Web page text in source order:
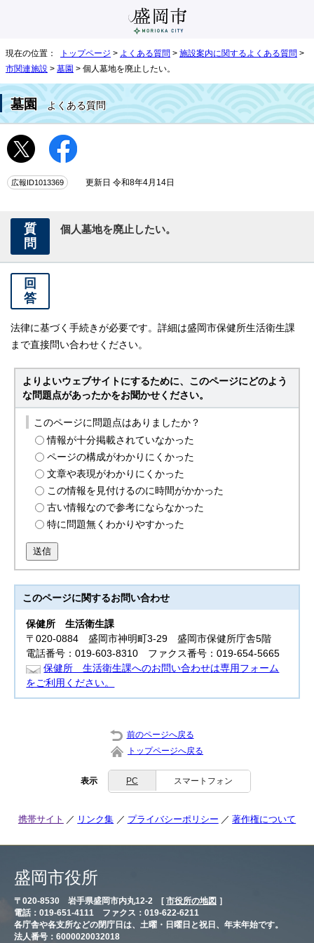
現在の位置： トップページ > よくある質問 > 施設案内に関するよくある質問 >
市関連施設 > 墓園 > 個人墓地を廃止したい。
墓園 よくある質問
広報ID1013369 更新日 令和8年4月14日
質
問
個人墓地を廃止したい。
回
答
法律に基づく手続きが必要です。詳細は盛岡市保健所生活衛生課
まで直接問い合わせください。
よりよいウェブサイトにするために、このページにどのよう
な問題点があったかをお聞かせください。
このページに問題点はありましたか？
情報が十分掲載されていなかった
ページの構成がわかりにくかった
文章や表現がわかりにくかった
この情報を見付けるのに時間がかかった
古い情報なので参考にならなかった
特に問題無くわかりやすかった
送信
このページに関するお問い合わせ
保健所生活衛生課
〒020-0884 盛岡市神明町3-29 盛岡市保健所庁舎5階
電話番号：019-603-8310 ファクス番号：019-654-5665
保健所 生活衛生課へのお問い合わせは専用フォーム
をご利用ください。
前のページへ戻る
トップページへ戻る
表示 PC スマートフォン
携帯サイト リンク集 プライバシーポリシー 著作権について
盛岡市役所
〒020-8530 岩手県盛岡市内丸12-2 [ 市役所の地図 ］
電話：019-651-4111 ファクス：019-622-6211
各庁舎や各支所などの閉庁日は、土曜・日曜日と祝日、年末年始です。
法人番号：6000020032018